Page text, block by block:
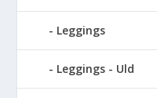
Leggings
Leggings - Uld